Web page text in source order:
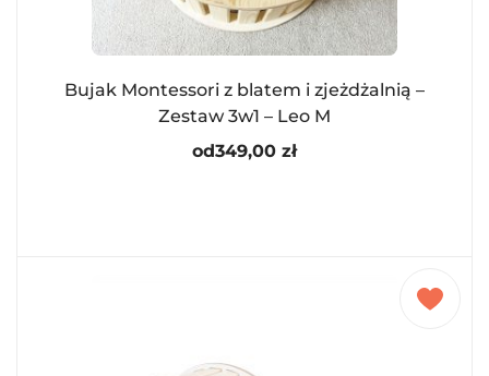
Bujak Montessori z blatem i zjeżdżalnią –
Zestaw 3w1 – Leo M
od349,00 zł